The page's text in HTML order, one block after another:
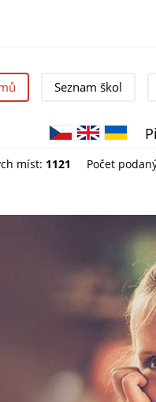
Seznam škol
míst: 1121 Počet